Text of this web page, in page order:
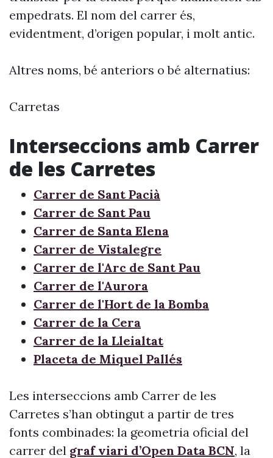
empedrats. El nom del carrer és,
evidentment, d’origen popular, i molt antic.
Altres noms, bé anteriors o bé alternatius:
Carretas
Interseccions amb Carrer
de les Carretes
Carrer de Sant Pacià
Carrer de Sant Pau
Carrer de Santa Elena
Carrer de Vistalegre
Carrer de l'Arc de Sant Pau
Carrer de l'Aurora
Carrer de l'Hort de la Bomba
Carrer de la Cera
Carrer de la Lleialtat
Placeta de Miquel Pallés
Les interseccions amb Carrer de les
Carretes s’han obtingut a partir de tres
fonts combinades: la geometria oficial del
carrer del graf viari d’Open Data BCN, la